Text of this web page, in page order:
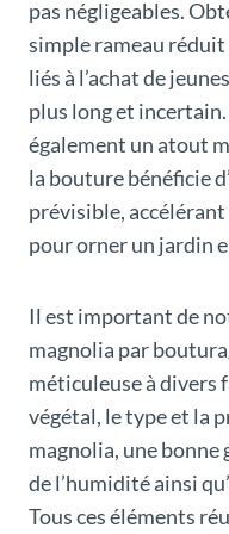
pas négligeables.
simple rameau
liés à l’achat de
plus long et incertain.
également un atout
la bouture bénéficie
prévisible,
pour orner un jardin
Il est important de
magnolia par
méticuleuse à divers
végétal, le type et la
magnolia, une
de l’humidité ainsi
Tous ces éléments